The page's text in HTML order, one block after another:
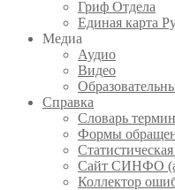
Гриф Отдела
Единая карта
Медиа
Аудио
Видео
Справка
Словарь
Формы
Сайт СИНФО
Коллектор